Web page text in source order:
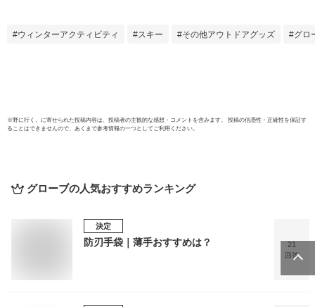
起毛 スノグローブ
入り
ウィンターアクティビティ スキー その他アウトドアグッズ グロ
※野に行く。 に寄せられた投稿内容は、投稿者の主観的な感想・コメントを含みます。 投稿の信憑性・正確性を保証す
ることはできませんので、あくまで参考情報の一つとしてご利用ください。
グローブの人気おすすめランキング
決定
防刃手袋｜薄手おすすめは？ 21
回答